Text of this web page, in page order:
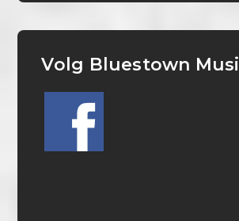
Volg Bluestown